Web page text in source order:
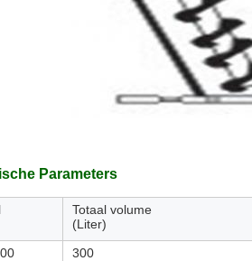
Parameters
Totaal volume
(Liter)
300